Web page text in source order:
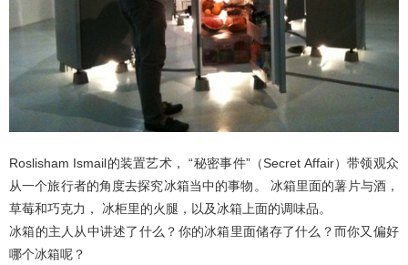
Roslisham Ismail的装置艺术， “秘密事件”（Secret Affair）带领观众
从一个旅行者的角度去探究冰箱当中的事物。 冰箱里面的薯片与酒，
草莓和巧克力， 冰柜里的火腿，以及冰箱上面的调味品。
冰箱的主人从中讲述了什么？你的冰箱里面储存了什么？而你又偏好
哪个冰箱呢？